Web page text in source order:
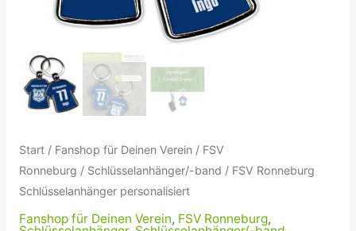
Start/ Fanshop für Deinen Verein/ FSV
Ronneburg / Schlüsselanhänger/-band / FSV Ronneburg
Schlüsselanhänger personalisiert
Fanshop für Deinen Verein, FSV Ronneburg,